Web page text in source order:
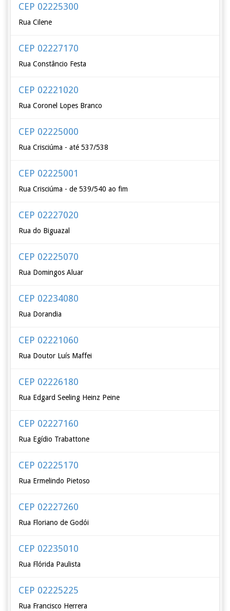
CEP 02225300
Rua Cilene
CEP 02227170
Rua Constâncio Festa
CEP 02221020
Rua Coronel Lopes Branco
CEP 02225000
Rua Crisciúma - até 537/538
CEP 02225001
Rua Crisciúma - de 539/540 ao fim
CEP 02227020
Rua do Biguazal
CEP 02225070
Rua Domingos Aluar
CEP 02234080
Rua Dorandia
CEP 02221060
Rua Doutor Luís Maffei
CEP 02226180
Rua Edgard Seeling Heinz Peine
CEP 02227160
Rua Egídio Trabattone
CEP 02225170
Rua Ermelindo Pietoso
CEP 02227260
Rua Floriano de Godói
CEP 02235010
Rua Flórida Paulista
CEP 02225225
Rua Francisco Herrera